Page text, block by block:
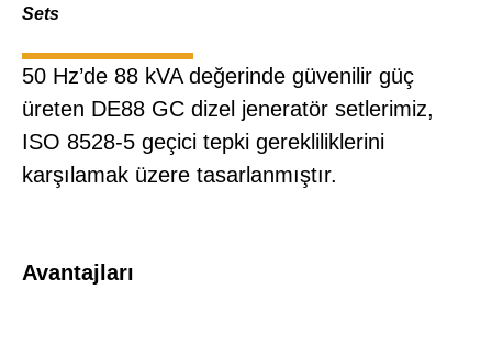
Sets
50 Hz’de 88 kVA değerinde güvenilir güç
üreten DE88 GC dizel jeneratör setlerimiz,
ISO 8528-5 geçici tepki gerekliliklerini
karşılamak üzere tasarlanmıştır.
Avantajları